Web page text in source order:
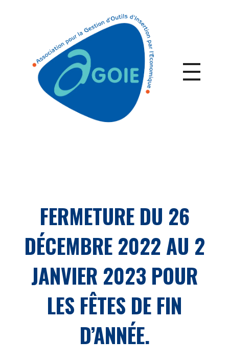
FERMETURE DU 26
DÉCEMBRE 2022 AU 2
JANVIER 2023 POUR
LES FÊTES DE FIN
D’ANNÉE.